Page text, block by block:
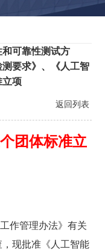
和可靠性测试方
要求》、《人工智
立项
返回列表
团体标准立
作管理办法》有关
现批准《人工智能